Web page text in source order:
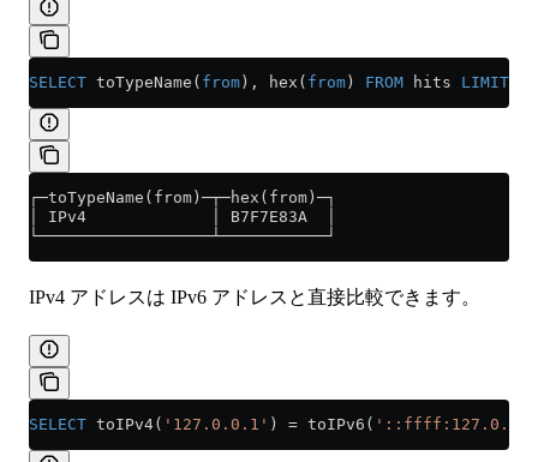
SELECT toTypeName( from ), hex( from ) FROM hits LIMIT
┌─toTypeName(from)─┬─hex(from)─┐
│ IPv4             │ B7F7E83A  │
└──────────────────┴───────────┘
IPv4 アドレスは IPv6 アドレスと直接比較できます。
SELECT toIPv4( '127.0.0.1' ) = toIPv6(